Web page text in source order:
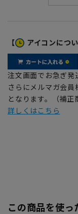
【 アイコンについ
注文画面でお急ぎ発
さらにメルマガ会
となります。（補正
詳しくはこちら
この商品を使っ